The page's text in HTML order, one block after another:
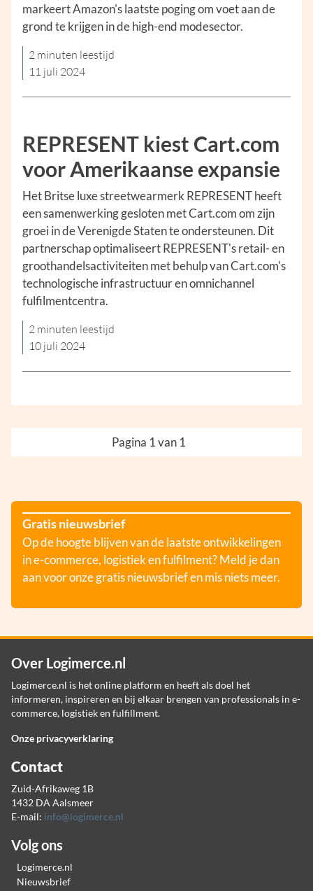
markeert Amazon's laatste poging om voet aan de
grond te krijgen in de high-end modesector.
2 minuten leestijd
11 juli 2024
REPRESENT kiest Cart.com
voor Amerikaanse expansie
Het Britse luxe streetwearmerk REPRESENT heeft
een samenwerking gesloten met Cart.com om zijn
groei in de Verenigde Staten te ondersteunen. Dit
partnerschap optimaliseert REPRESENT's retail- en
groothandelsactiviteiten met behulp van Cart.com's
technologische infrastructuur en omnichannel
fulfilmentcentra.
2 minuten leestijd
10 juli 2024
Pagina 1 van 1
Gratis nieuwsbrief
Op de hoogte blijven van de laatste ontwikkelingen
in e-commerce, logistiek en fulfilment? Meld je dan
aan voor onze gratis nieuwsbrief en mis niets meer.
Over Logimerce.nl
Logimerce.nl is het online platform en heeft als doel het
informeren, inspireren en bij elkaar brengen van professionals in e-
commerce, logistiek en fulfillment.
Onze privacyverklaring
Contact
Zuid-Afrikaweg 1B
1432 DA Aalsmeer
E-mail: info@logimerce.nl
Volg ons
Logimerce.nl
Nieuwsbrief